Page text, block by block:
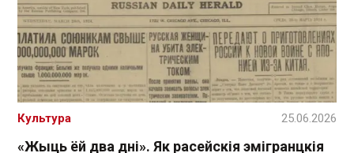
«Жыць ёй два дні». Як расейскія эмігранцкія
Культура 25.06.2026